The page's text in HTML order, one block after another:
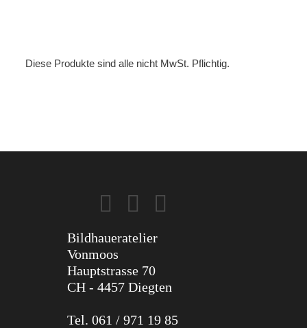
Diese Produkte sind alle nicht MwSt. Pflichtig.
Bildhaueratelier
Vonmoos
Hauptstrasse 70
CH - 4457 Diegten
Tel. 061 / 971 19 85